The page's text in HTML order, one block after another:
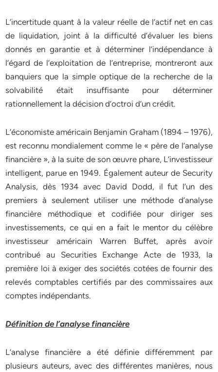
L’incertitude quant à la valeur réelle de l’actif net en cas
de liquidation, joint à la difficulté d’évaluer les biens
donnés en garantie et à déterminer l’indépendance à
l’égard de l’exploitation de l’entreprise, montreront aux
banquiers que la simple optique de la recherche de la
solvabilité était insuffisante pour déterminer
rationnellement la décision d’octroi d’un crédit.
L’économiste américain Benjamin Graham (1894 – 1976),
est reconnu mondialement comme le « père de l’analyse
financière », à la suite de son œuvre phare, L’investisseur
intelligent, parue en 1949. Également auteur de Security
Analysis, dès 1934 avec David Dodd, il fut l’un des
premiers à seulement utiliser une méthode d’analyse
financière méthodique et codifiée pour diriger ses
investissements, ce qui en a fait le mentor du célèbre
investisseur américain Warren Buffet, après avoir
contribué au Securities Exchange Acte de 1933, la
première loi à exiger des sociétés cotées de fournir des
relevés comptables certifiés par des commissaires aux
comptes indépendants.
Définition de l’analyse financière
L’analyse financière a été définie différemment par
plusieurs auteurs, avec des différentes manières, nous